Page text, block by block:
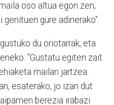
oso altua egon zen;
genituen gure adinerako".
du oriotarrak, eta
"Gustatu egiten zait
mailan jartzea.
esaterako, jo izan dut
berezia irabazi